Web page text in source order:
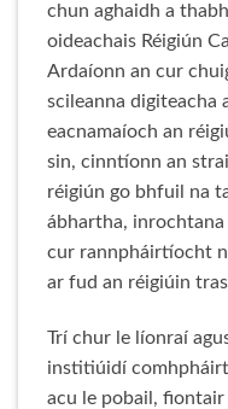
chun aghaidh a
oideachais Réigiún
Ardaíonn an cur
scileanna digiteacha
eacnamaíoch an
sin, cinntíonn an
réigiún go bhfuil na
ábhartha,
cur rannpháirtíocht
ar fud an réigiúin
Trí chur le líonraí
institiúidí
acu le pobail,